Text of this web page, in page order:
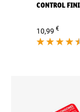
CONTROL
10,99€